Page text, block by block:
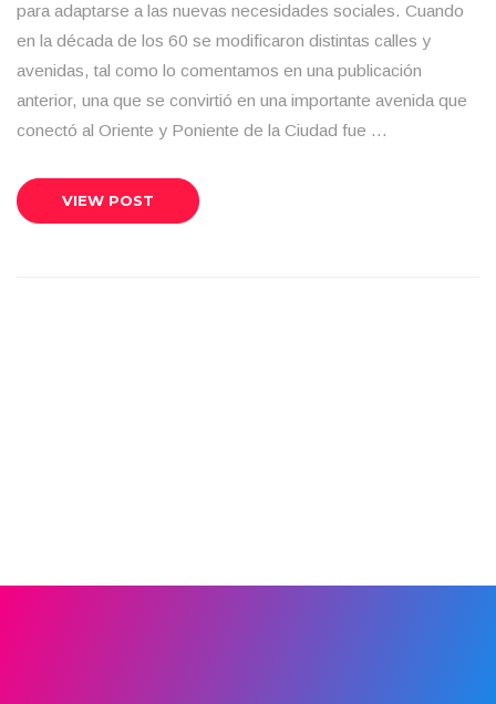
para adaptarse a las nuevas necesidades sociales. Cuando
en la década de los 60 se modificaron distintas calles y
avenidas, tal como lo comentamos en una publicación
anterior, una que se convirtió en una importante avenida que
conectó al Oriente y Poniente de la Ciudad fue …
VIEW POST